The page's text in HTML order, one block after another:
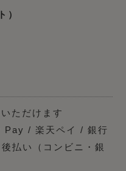
）
ただけます
Pay / 楽天ペイ / 銀行
払い（コンビニ・銀